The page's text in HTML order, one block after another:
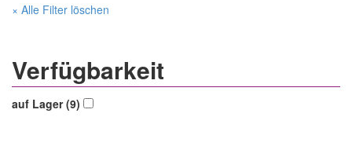
× Alle Filter löschen
Verfügbarkeit
auf Lager (9)